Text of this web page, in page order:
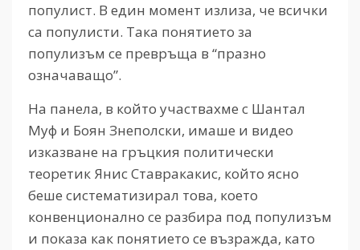
популист. В един момент излиза, че всички
са популисти. Така понятието за
популизъм се превръща в “празно
означаващо”.
На панела, в който участвахме с Шантал
Муф и Боян Знеполски, имаше и видео
изказване на гръцкия политически
теоретик Янис Ставракакис, който ясно
беше систематизирал това, което
конвенционално се разбира под популизъм
и показа как понятието се възражда, като